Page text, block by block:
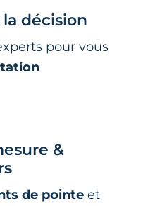
décision
pour vous
&
de pointe et